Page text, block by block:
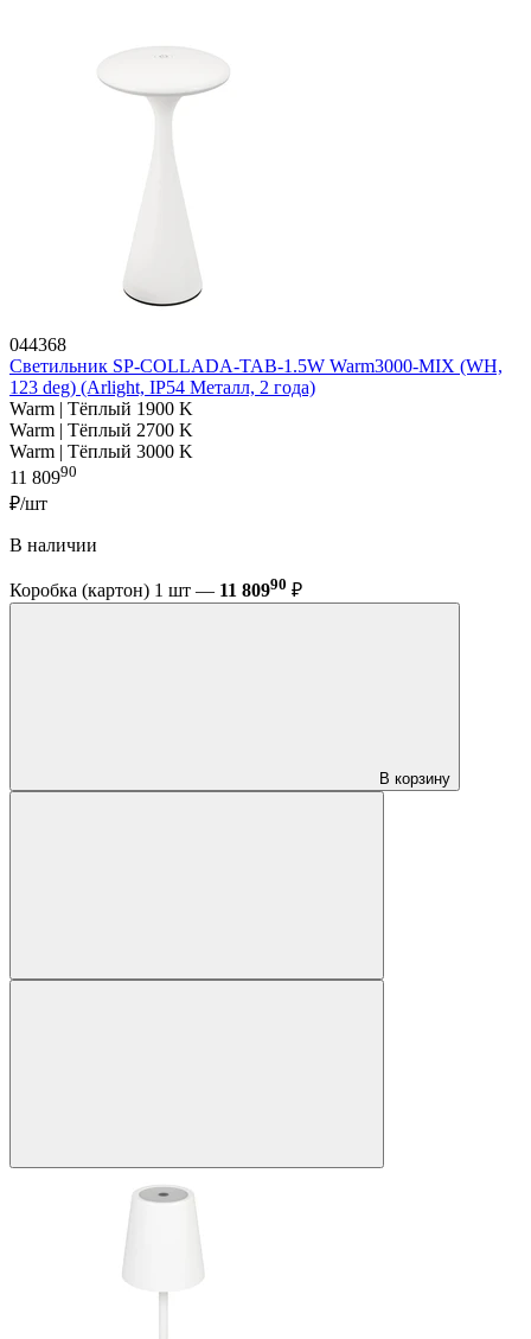
044368
Светильник SP-COLLADA-TAB-1.5W Warm3000-MIX (WH,
123 deg) (Arlight, IP54 Металл, 2 года)
Warm | Тёплый 1900 K
Warm | Тёплый 2700 K
Warm | Тёплый 3000 K
11 80990
₽/шт
В наличии
Коробка (картон) 1 шт — 11 80990 ₽
В корзину